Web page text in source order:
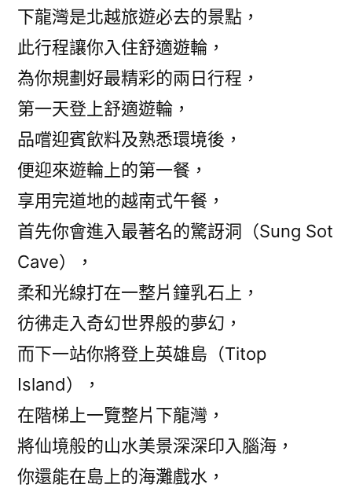
下龍灣是北越旅遊必去的景點，
此行程讓你入住舒適遊輪，
為你規劃好最精彩的兩日行程，
第一天登上舒適遊輪，
品嚐迎賓飲料及熟悉環境後，
便迎來遊輪上的第一餐，
享用完道地的越南式午餐，
首先你會進入最著名的驚訝洞（Sung Sot
Cave），
柔和光線打在一整片鐘乳石上，
彷彿走入奇幻世界般的夢幻，
而下一站你將登上英雄島（Titop
Island），
在階梯上一覽整片下龍灣，
將仙境般的山水美景深深印入腦海，
你還能在島上的海灘戲水，